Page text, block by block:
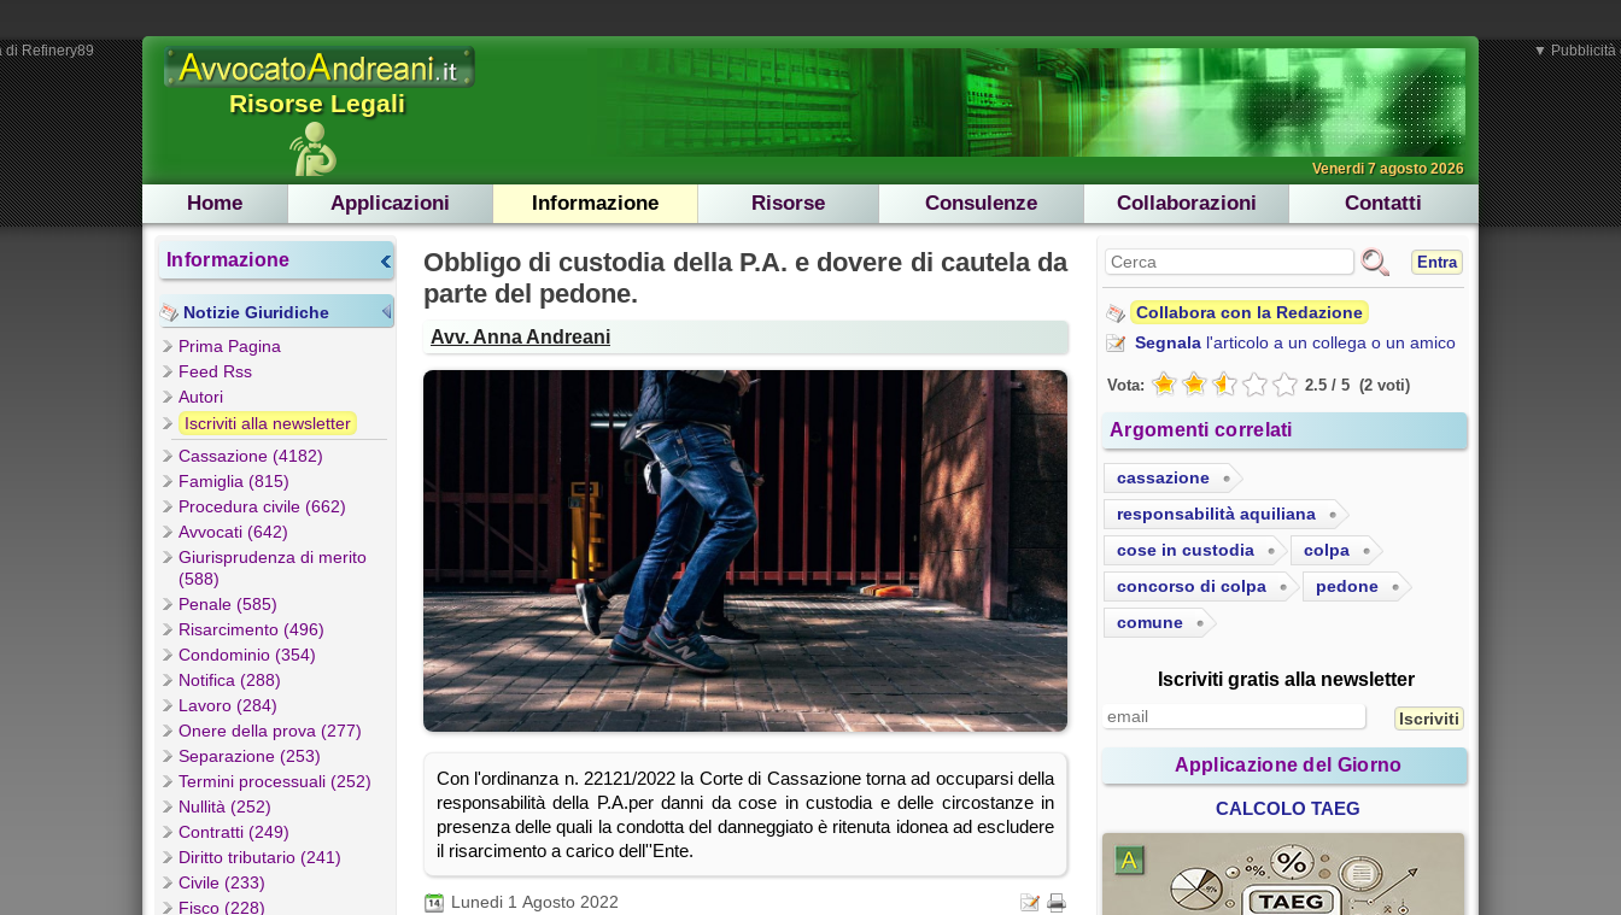
Risorse Legali
Venerdi 7 agosto 2026
Home Applicazioni Informazione Risorse Consulenze Collaborazioni Contatti
Informazione
Notizie Giuridiche
Prima Pagina
Feed Rss
Autori
Iscriviti alla newsletter
Cassazione (4182)
Famiglia (815)
Procedura civile (662)
Avvocati (642)
Giurisprudenza di merito
(588)
Penale (585)
Risarcimento (496)
Condominio (354)
Notifica (288)
Lavoro (284)
Onere della prova (277)
Separazione (253)
Termini processuali (252)
Nullità (252)
Contratti (249)
Diritto tributario (241)
Civile (233)
Fisco (228)
Obbligo di custodia della P.A. e dovere di cautela da
parte del pedone.
Avv. Anna Andreani
Con l'ordinanza n. 22121/2022 la Corte di Cassazione torna ad occuparsi della
responsabilità della P.A.per danni da cose in custodia e delle circostanze in
presenza delle quali la condotta del danneggiato è ritenuta idonea ad escludere
il risarcimento a carico dell''Ente.
Lunedi 1 Agosto 2022
Entra
Collabora con la Redazione
Segnala l'articolo a un collega o un amico
Vota: 2.5 / 5 (2 voti)
Argomenti correlati
cassazione
responsabilità aquiliana
cose in custodia
colpa
concorso di colpa
pedone
comune
Iscriviti gratis alla newsletter
Applicazione del Giorno
CALCOLO TAEG
Refinery89 ▼ Pubblicità